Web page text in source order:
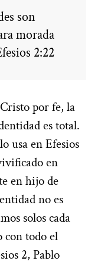
son
morada
2:22
por fe, la
es total.
usa en Efesios
en
en hijo de
no es
solos cada
con todo el
2, Pablo